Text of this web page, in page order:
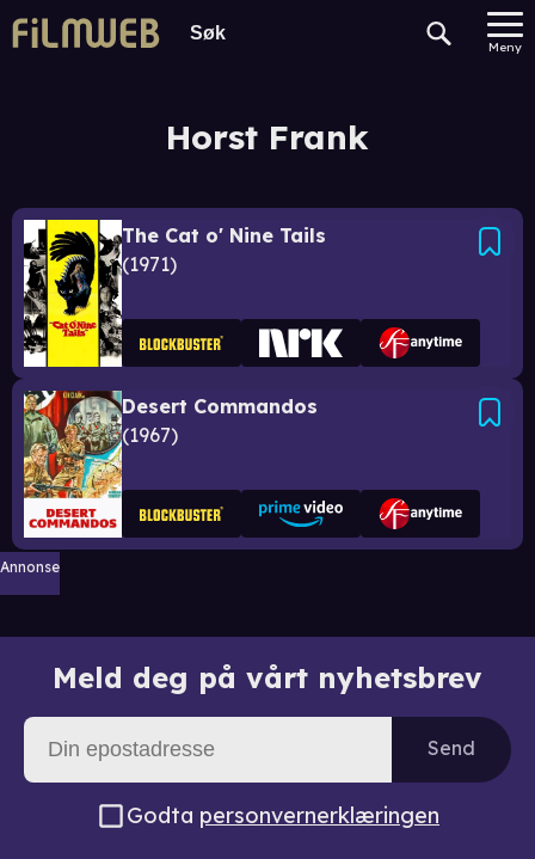
Meny
Horst Frank
The Cat o' Nine Tails
1971
Desert Commandos
1967
Annonse
Meld deg på vårt nyhetsbrev
Send
Godta personvernerklæringen